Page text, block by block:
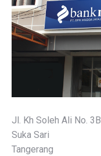
Jl. Kh Soleh Ali No. 3B
Suka Sari
Tangerang